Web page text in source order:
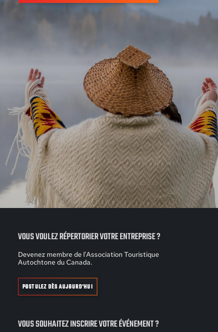
VOUS VOULEZ RÉPERTORIER VOTRE ENTREPRISE ?
Devenez membre de l'Association Touristique
Autochtone du Canada.
POSTULEZ DÈS AUJOURD'HUI
VOUS SOUHAITEZ INSCRIRE VOTRE ÉVÉNEMENT ?